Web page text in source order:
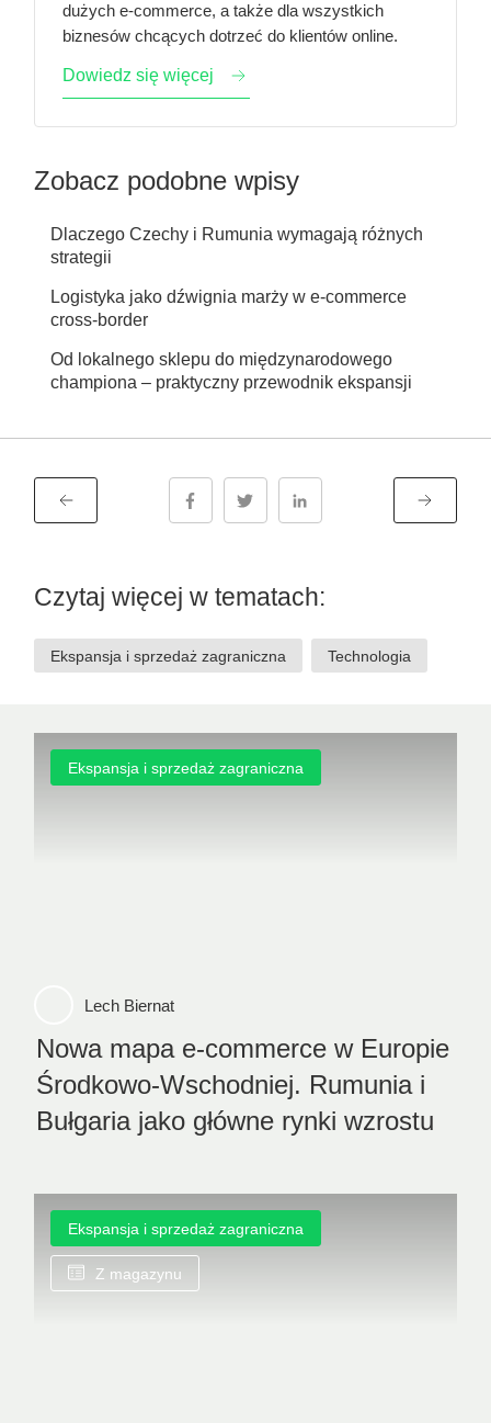
dużych e-commerce, a także dla wszystkich
biznesów chcących dotrzeć do klientów online.
Dowiedz się więcej
Zobacz podobne wpisy
Dlaczego Czechy i Rumunia wymagają różnych
strategii
Logistyka jako dźwignia marży w e-commerce
cross-border
Od lokalnego sklepu do międzynarodowego
championa – praktyczny przewodnik ekspansji
Poprzedni wpis
Czytaj więcej w tematach:
Ekspansja i sprzedaż zagraniczna Technologia
Ekspansja i sprzedaż zagraniczna
Lech Biernat
Nowa mapa e-commerce w Europie
Środkowo-Wschodniej. Rumunia i
Bułgaria jako główne rynki wzrostu
Ekspansja i sprzedaż zagraniczna
Z magazynu